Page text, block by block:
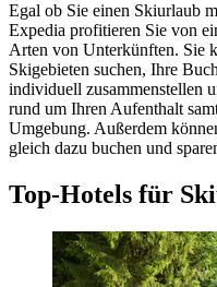
Egal ob Sie einen Skiurlaub
Expedia profitieren Sie von
Arten von Unterkünften. Sie
Skigebieten suchen, Ihre
individuell zusammenstellen
rund um Ihren Aufenthalt
Umgebung. Außerdem
gleich dazu buchen und
Top-Hotels für